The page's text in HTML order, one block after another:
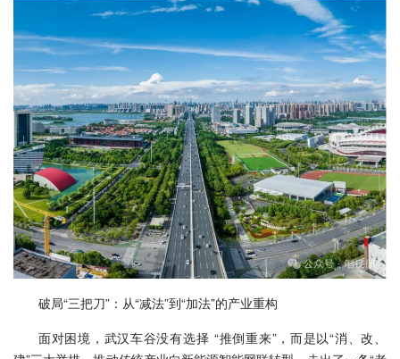
破局“三把刀”：从“减法”到“加法”的产业重构
面对困境，武汉车谷没有选择 “推倒重来”，而是以“消、改、